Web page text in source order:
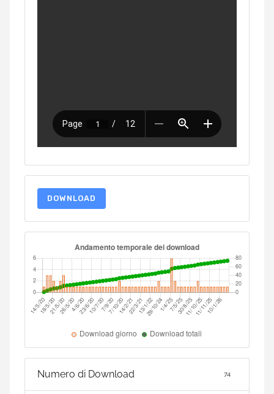
DOWNLOAD
Numero di Download 74